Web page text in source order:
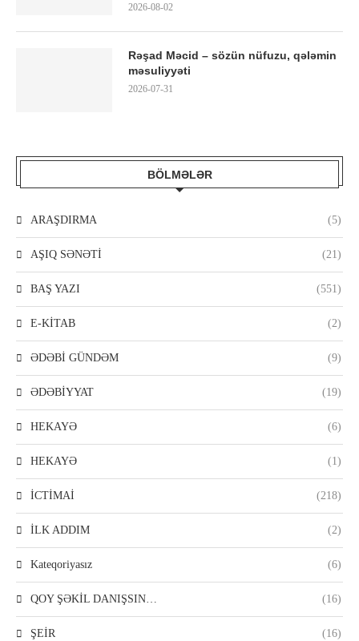
2026-08-02
Rəşad Məcid – sözün nüfuzu, qələmin
məsuliyyəti
2026-07-31
BÖLMƏLƏR
ARAŞDIRMA (5)
AŞIQ SƏNƏTİ (21)
BAŞ YAZI (551)
E-KİTAB (2)
ƏDƏBİ GÜNDƏM (9)
ƏDƏBİYYAT (19)
HEKAYƏ (6)
HEKAYƏ (1)
İCTİMAİ (218)
İLK ADDIM (2)
Kateqoriyasız (6)
QOY ŞƏKİL DANIŞSIN… (16)
ŞEİR (16)